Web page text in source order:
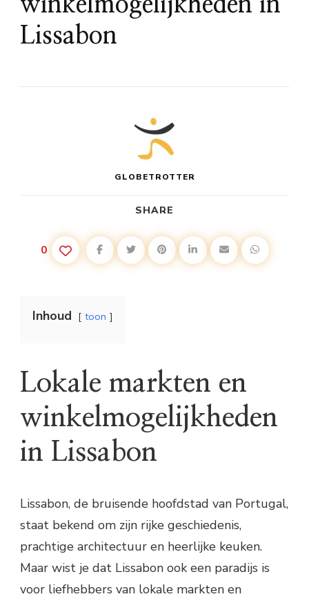
Lissabon
GLOBETROTTER
SHARE
0
Inhoud toon
Lokale markten en
winkelmogelijkheden
in Lissabon
Lissabon, de bruisende hoofdstad van Portugal,
staat bekend om zijn rijke geschiedenis,
prachtige architectuur en heerlijke keuken.
Maar wist je dat Lissabon ook een paradijs is
voor liefhebbers van lokale markten en